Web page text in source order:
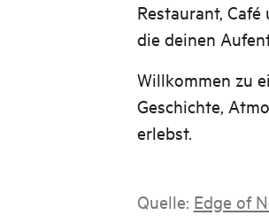
Restaurant,
die deinen
Willkommen zu
Geschichte,
erlebst.
Quelle: Edge of